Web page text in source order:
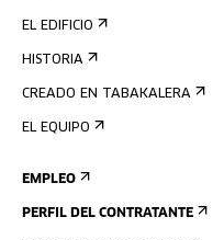
EL EDIFICIO
HISTORIA
CREADO EN TABAKALERA
EL EQUIPO
EMPLEO
PERFIL DEL CONTRATANTE